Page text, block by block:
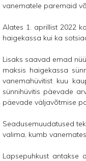
vanematele paremaid
Alates 1. aprillist 2022
haigekassa kui ka
Lisaks saavad emad
maksis haigekassa
vanemahüvitist kuu
sünnihüvitis päevade
päevade väljavõtmise
Seadusemuudatused
valima, kumb
Lapsepuhkust